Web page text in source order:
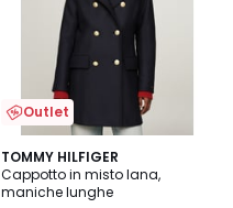
Outlet
TOMMY HILFIGER
Cappotto in misto lana,
maniche lunghe